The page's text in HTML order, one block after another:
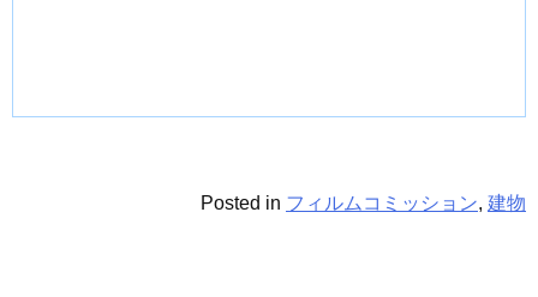
Posted in フィルムコミッション, 建物